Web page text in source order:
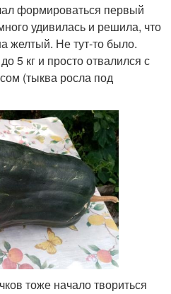
формироваться первый
удивилась и решила, что
желтый. Не тут-то было.
5 кг и просто отвалился с
(тыква росла под
тоже начало твориться